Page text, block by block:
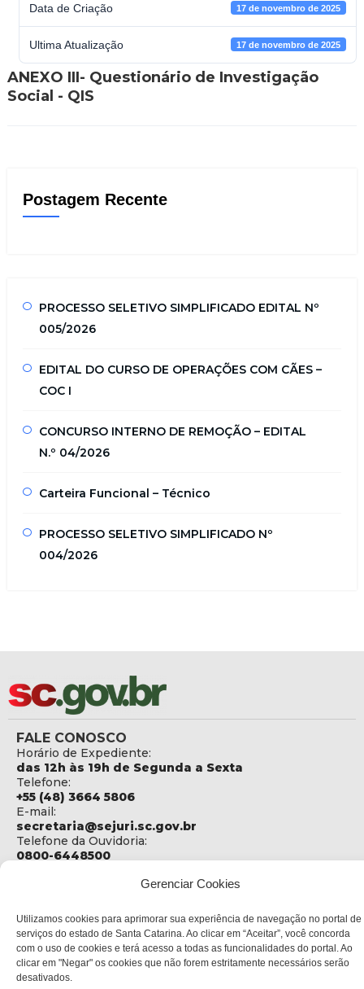
Gerenciar Cookies
Utilizamos cookies para aprimorar sua experiência de navegação no portal de
serviços do estado de Santa Catarina. Ao clicar em “Aceitar”, você concorda
com o uso de cookies e terá acesso a todas as funcionalidades do portal. Ao
clicar em "Negar" os cookies que não forem estritamente necessários serão
desativados.
Data de Criação 17 de novembro de 2025
Ultima Atualização 17 de novembro de 2025
ANEXO III- Questionário de Investigação
Social - QIS
Postagem Recente
PROCESSO SELETIVO SIMPLIFICADO EDITAL Nº
005/2026
EDITAL DO CURSO DE OPERAÇÕES COM CÃES –
COC I
CONCURSO INTERNO DE REMOÇÃO – EDITAL
N.º 04/2026
Carteira Funcional – Técnico
PROCESSO SELETIVO SIMPLIFICADO Nº
004/2026
FALE CONOSCO
Horário de Expediente:
das 12h às 19h de Segunda a Sexta
Telefone:
+55 (48) 3664 5806
E-mail:
secretaria@sejuri.sc.gov.br
Telefone da Ouvidoria:
0800-6448500
Social
Rua Fúlvio Aducci, 1214 - Loja 06
Bairro:
Estreito - Florianópolis - SC